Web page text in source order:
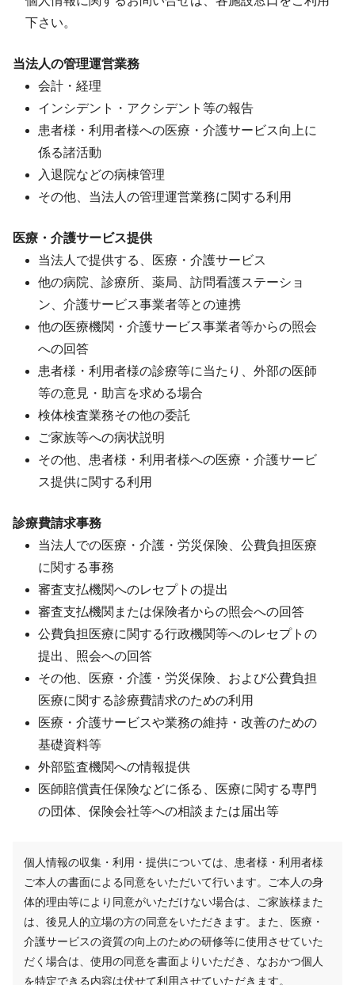
下さい。
当法人の管理運営業務
会計・経理
インシデント・アクシデント等の報告
患者様・利用者様への医療・介護サービス向上に
係る諸活動
入退院などの病棟管理
その他、当法人の管理運営業務に関する利用
医療・介護サービス提供
当法人で提供する、医療・介護サービス
他の病院、診療所、薬局、訪問看護ステーショ
ン、介護サービス事業者等との連携
他の医療機関・介護サービス事業者等からの照会
への回答
患者様・利用者様の診療等に当たり、外部の医師
等の意見・助言を求める場合
検体検査業務その他の委託
ご家族等への病状説明
その他、患者様・利用者様への医療・介護サービ
ス提供に関する利用
診療費請求事務
当法人での医療・介護・労災保険、公費負担医療
に関する事務
審査支払機関へのレセプトの提出
審査支払機関または保険者からの照会への回答
公費負担医療に関する行政機関等へのレセプトの
提出、照会への回答
その他、医療・介護・労災保険、および公費負担
医療に関する診療費請求のための利用
医療・介護サービスや業務の維持・改善のための
基礎資料等
外部監査機関への情報提供
医師賠償責任保険などに係る、医療に関する専門
の団体、保険会社等への相談または届出等
個人情報の収集・利用・提供については、患者様・利用者様
ご本人の書面による同意をいただいて行います。ご本人の身
体的理由等により同意がいただけない場合は、ご家族様また
は、後見人的立場の方の同意をいただきます。また、医療・
介護サービスの資質の向上のための研修等に使用させていた
だく場合は、使用の同意を書面よりいただき、なおかつ個人
を特定できる内容は伏せて利用させていただきます。